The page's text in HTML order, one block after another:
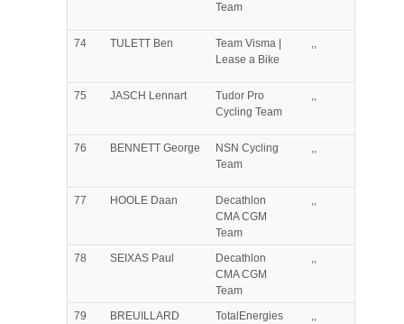
Team
74 TULETT Ben
Team Visma |
Lease a Bike
,,
75 JASCH Lennart
Tudor Pro
Cycling Team
,,
76 BENNETT George
NSN Cycling
Team
,,
77 HOOLE Daan
Decathlon
CMA CGM
Team
,,
78 SEIXAS Paul
Decathlon
CMA CGM
Team
,,
79
BREUILLARD
TotalEnergies ,,